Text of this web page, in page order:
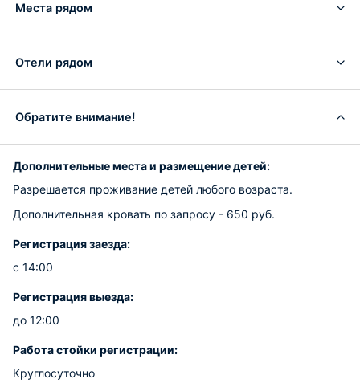
Места рядом
Отели рядом
Обратите внимание!
Дополнительные места и размещение детей:
Разрешается проживание детей любого возраста.
Дополнительная кровать по запросу - 650 руб.
Регистрация заезда:
с 14:00
Регистрация выезда:
до 12:00
Работа стойки регистрации:
Круглосуточно